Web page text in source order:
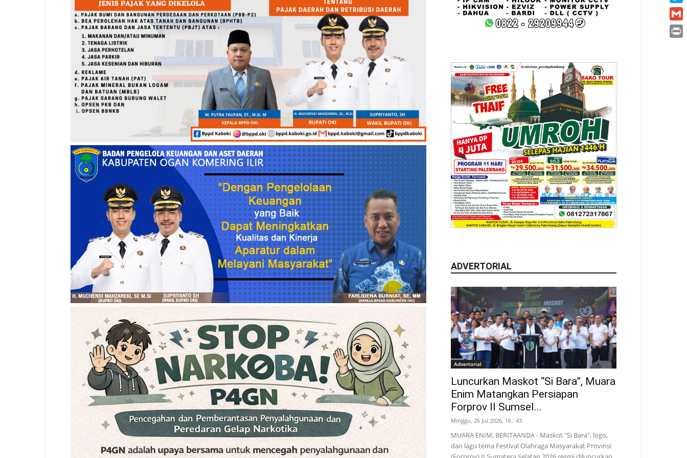
ADVERTORIAL
Advertorial
Luncurkan Maskot “Si Bara”, Muara
Enim Matangkan Persiapan
Forprov II Sumsel...
Minggu, 26 Jul 2026, 16 : 43
MUARA ENIM, BERITAANDA - Maskot "Si Bara", logo,
dan lagu tema Festival Olahraga Masyarakat Provinsi